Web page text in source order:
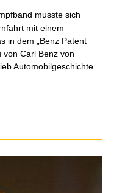
musste sich
mit einem
in dem „Benz Patent
von Carl Benz von
Automobilgeschichte.